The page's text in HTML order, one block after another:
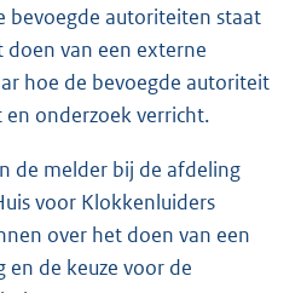
bevoegde autoriteiten staat
van een externe
hoe de bevoegde autoriteit
onderzoek verricht.
de melder bij de afdeling
voor Klokkenluiders
over het doen van een
en de keuze voor de